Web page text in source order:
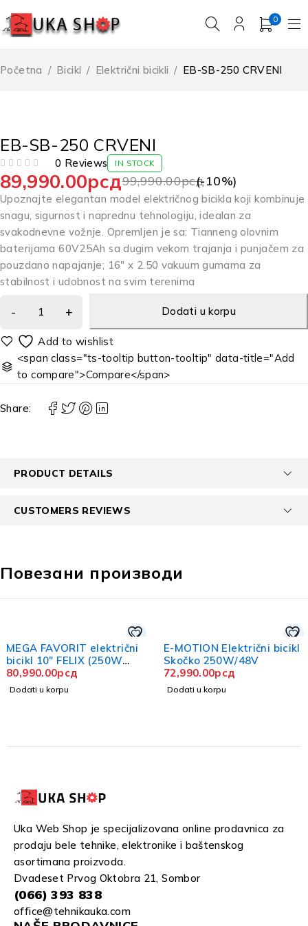
0
Početna / Bicikl / Električni bicikli / EB-SB-250 CRVENI
EB-SB-250 CRVENI
0 Reviews IN STOCK
99,990.00рсд
89,990.00рсд (-10%)
Upoznajte elegantan model električnog bicikla koji kombinuje
snagu, sigurnost i naprednu tehnologiju, idealan za
svakodnevne vožnje. Opremljen je sa: Tianneng olovnim
baterijama 60V25Ah sa dugim vekom trajanja i punjačem za
pouzdano napajanje; 16″ x 2.50 vakuum gumama za
stabilnost i udobnost na svim terenima
Dodati u korpu
<span class="ts-tooltip button-tooltip" data-title="Add
to compare">Compare</span>
Share:
PRODUCT DETAILS
CUSTOMERS REVIEWS
Повезани производи
MEGA FAVORIT električni
bicikl 10" FELIX (250W
48V/20Ah)
80,990.00рсд
Dodati u korpu
E-MOTION Električni bicikl
Skočko 250W/48V
72,990.00рсд
Dodati u korpu
Uka Web Shop je specijalizovana online prodavnica za
prodaju bele tehnike, elektronike i baštenskog
asortimana proizvoda.
Dvadeset Prvog Oktobra 21, Sombor
(066) 393 838
office@tehnikauka.com